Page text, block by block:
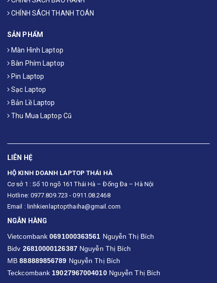
CHÍNH SÁCH THANH TOÁN
SẢN PHẨM
Màn Hình Laptop
Bàn Phím Laptop
Pin Laptop
Sạc Laptop
Bản Lề Laptop
Thu Mua Laptop Cũ
LIÊN HỆ
HỘ KINH DOANH LAPTOP THÁI HÀ
Cơ sở 1 : Số 10 ngõ 161 Thái Hà – Đống Đa – Hà Nội
Hotline: 0977.809.723 - 0911.08.2468
Email : linhkienlaptopthaiha@gmail.com
NGÂN HÀNG
Vietcombank0691000363561 Nguyễn Thị Bích
Bidv 26810000126387Nguyễn Thị Bích
MB888889856789 Nguyễn Thị Bích
Teckcombank 19027967004010Nguyễn Thị Bích